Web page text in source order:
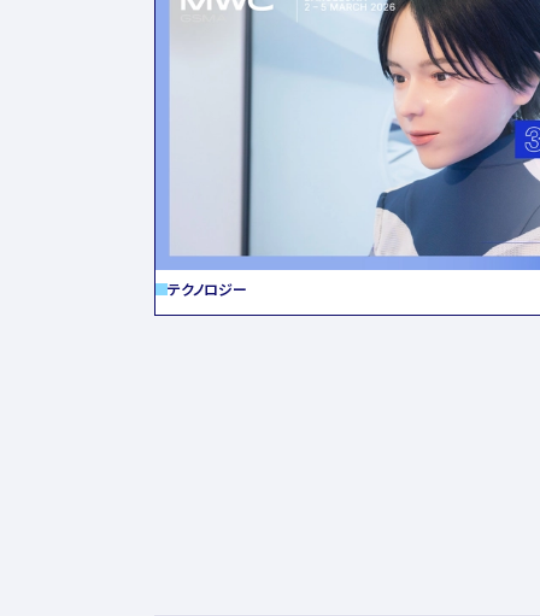
テクノロジー